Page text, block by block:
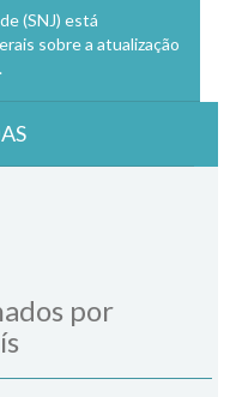
(SNJ) está
sobre a atualização
por